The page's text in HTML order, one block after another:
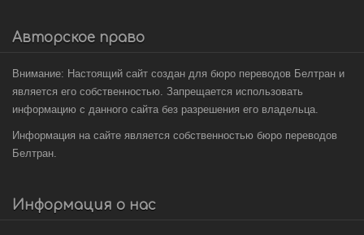
Авторское право
Внимание: Настоящий сайт создан для бюро переводов Белтран и
является его собственностью. Запрещается использовать
информацию с данного сайта без разрешения его владельца.
Информация на сайте является собственностью бюро переводов
Белтран.
Информация о нас